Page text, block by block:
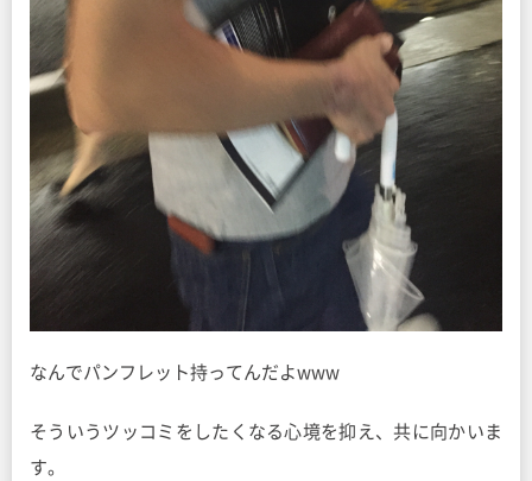
なんでパンフレット持ってんだよwww
そういうツッコミをしたくなる心境を抑え、共に向かいま
す。